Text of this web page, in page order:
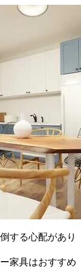
する心配があり
家具はおすすめ